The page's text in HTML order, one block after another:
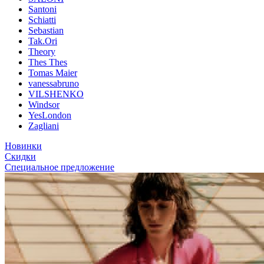
Santoni
Schiatti
Sebastian
Tak.Ori
Theory
Thes Thes
Tomas Maier
vanessabruno
VILSHENKO
Windsor
YesLondon
Zagliani
Новинки
Скидки
Специальное предложение